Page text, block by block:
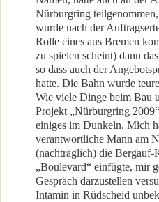
Nürburgring
wurde nach der
Rolle eines aus Bremen
zu spielen scheint) dann
so dass auch der
hatte. Die Bahn wurde
Wie viele Dinge beim Bau
Projekt „Nürburgring
einiges im Dunkeln. Mich
verantwortliche Mann am
(nachträglich) die
„Boulevard“ einfügte, mir
Gespräch darzustellen
Intamin in Rüdscheid